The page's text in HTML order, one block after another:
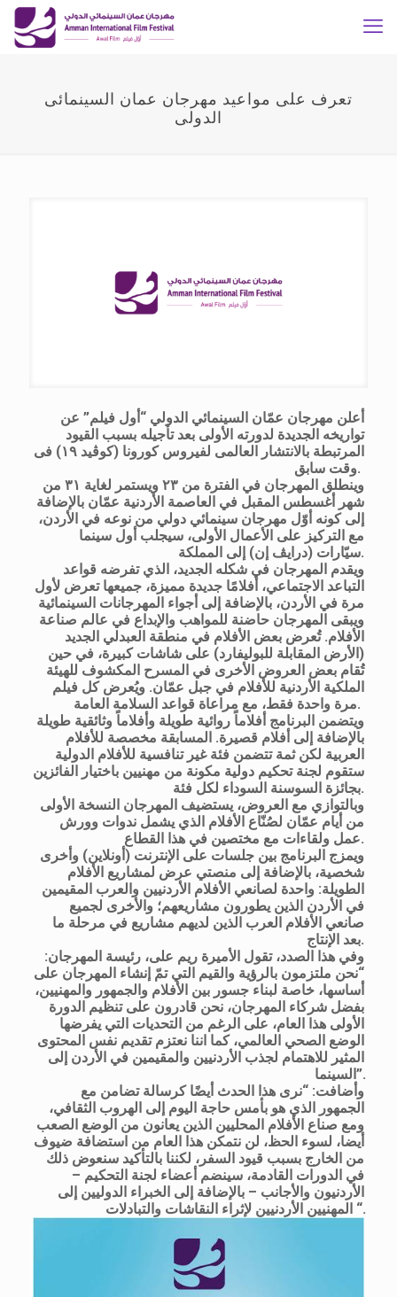
تعرف على مواعيد مهرجان عمان السينمائى
الدولى
أعلن مهرجان عمّان السينمائي الدولي “أول فيلم” عن
تواريخه الجديدة لدورته الأولى بعد تأجيله بسبب القيود
المرتبطة بالانتشار العالمى لفيروس كورونا (كوڤيد ١٩) فى
وقت سابق.
وينطلق المهرجان في الفترة من ٢٣ ويستمر لغاية ٣١ من
شهر أغسطس المقبل في العاصمة الأردنية عمّان بالإضافة
إلى كونه أوّل مهرجان سينمائي دولي من نوعه في الأردن،
مع التركيز على الأعمال الأولى، سيجلب أول سينما
سيّارات (درايڤ إن) إلى المملكة.
ويقدم المهرجان في شكله الجديد، الذي تفرضه قواعد
التباعد الاجتماعي، أفلامًا جديدة مميزة، جميعها تعرض لأول
مرة في الأردن، بالإضافة إلى أجواء المهرجانات السينمائية
ويبقى المهرجان حاضنة للمواهب والإبداع في عالم صناعة
الأفلام. تُعرض بعض الأفلام في منطقة العبدلي الجديد
(الأرض المقابلة للبوليفارد) على شاشات كبيرة، في حين
تُقام بعض العروض الأخرى في المسرح المكشوف للهيئة
الملكية الأردنية للأفلام في جبل عمّان. ويُعرض كل فيلم
مرة واحدة فقط، مع مراعاة قواعد السلامة العامة.
ويتضمن البرنامج أفلاماً روائية طويلة وأفلاماً وثائقية طويلة
بالإضافة إلى أفلام قصيرة. المسابقة مخصصة للأفلام
العربية لكن ثمة تتضمن فئة غير تنافسية للأفلام الدولية
ستقوم لجنة تحكيم دولية مكونة من مهنيين باختيار الفائزين
بجائزة السوسنة السوداء لكل فئة.
وبالتوازي مع العروض، يستضيف المهرجان النسخة الأولى
من أيام عمّان لصُنّاع الأفلام الذي يشمل ندوات وورش
عمل ولقاءات مع مختصين في هذا القطاع.
ويمزج البرنامج بين جلسات على الإنترنت (أونلاين) وأخرى
شخصية، بالإضافة إلى منصتي عرض لمشاريع الأفلام
الطويلة: واحدة لصانعي الأفلام الأردنيين والعرب المقيمين
في الأردن الذين يطورون مشاريعهم؛ والأخرى لجميع
صانعي الأفلام العرب الذين لديهم مشاريع في مرحلة ما
بعد الإنتاج.
وفي هذا الصدد، تقول الأميرة ريم على، رئيسة المهرجان:
“نحن ملتزمون بالرؤية والقيم التي تمّ إنشاء المهرجان على
أساسها، خاصة لبناء جسور بين الأفلام والجمهور والمهنيين،
بفضل شركاء المهرجان، نحن قادرون على تنظيم الدورة
الأولى هذا العام، على الرغم من التحديات التي يفرضها
الوضع الصحي العالمي، كما اننا نعتزم تقديم نفس المحتوى
المثير للاهتمام لجذب الأردنيين والمقيمين في الأردن إلى
السينما”.
وأضافت: “نرى هذا الحدث أيضًا كرسالة تضامن مع
الجمهور الذي هو بأمس حاجة اليوم إلى الهروب الثقافي،
ومع صناع الأفلام المحليين الذين يعانون من الوضع الصعب
أيضا، لسوء الحظ، لن نتمكن هذا العام من استضافة ضيوف
من الخارج بسبب قيود السفر، لكننا بالتأكيد سنعوض ذلك
في الدورات القادمة، سينضم أعضاء لجنة التحكيم –
الأردنيون والأجانب – بالإضافة إلى الخبراء الدوليين إلى
المهنيين الأردنيين لإثراء النقاشات والتبادلات “.